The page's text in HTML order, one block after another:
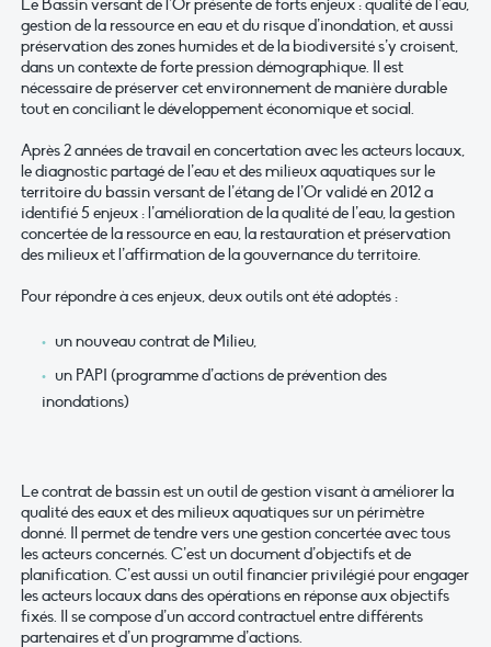
Le Bassin versant de l’Or présente de forts enjeux : qualité de l’eau,
gestion de la ressource en eau et du risque d’inondation, et aussi
préservation des zones humides et de la biodiversité s’y croisent,
dans un contexte de forte pression démographique. Il est
nécessaire de préserver cet environnement de manière durable
tout en conciliant le développement économique et social.
Après 2 années de travail en concertation avec les acteurs locaux,
le diagnostic partagé de l’eau et des milieux aquatiques sur le
territoire du bassin versant de l’étang de l’Or validé en 2012 a
identifié 5 enjeux : l’amélioration de la qualité de l’eau, la gestion
concertée de la ressource en eau, la restauration et préservation
des milieux et l’affirmation de la gouvernance du territoire.
Pour répondre à ces enjeux, deux outils ont été adoptés :
un nouveau contrat de Milieu,
un PAPI (programme d’actions de prévention des
inondations)
Le contrat de bassin est un outil de gestion visant à améliorer la
qualité des eaux et des milieux aquatiques sur un périmètre
donné. Il permet de tendre vers une gestion concertée avec tous
les acteurs concernés. C’est un document d’objectifs et de
planification. C’est aussi un outil financier privilégié pour engager
les acteurs locaux dans des opérations en réponse aux objectifs
fixés. Il se compose d’un accord contractuel entre différents
partenaires et d’un programme d’actions.